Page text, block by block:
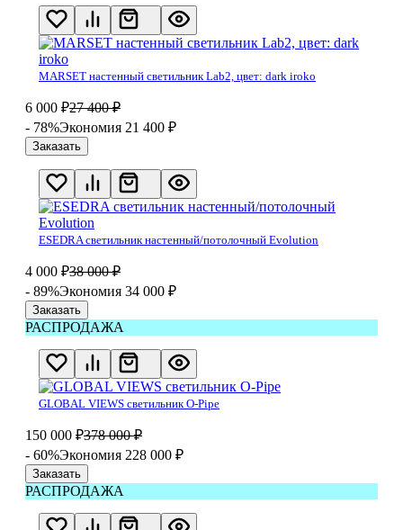
MARSET настенный светильник Lab2, цвет: dark iroko
6 000 ₽27 400 ₽
- 78%Экономия 21 400 ₽
Заказать
ESEDRA светильник настенный/потолочный Evolution
4 000 ₽38 000 ₽
- 89%Экономия 34 000 ₽
Заказать
РАСПРОДАЖА
​GLOBAL VIEWS светильник O-Pipe
150 000 ₽378 000 ₽
- 60%Экономия 228 000 ₽
Заказать
РАСПРОДАЖА